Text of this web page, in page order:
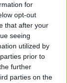
for
opt-out
that after your
seeing
utilized by
prior to
further
parties on the